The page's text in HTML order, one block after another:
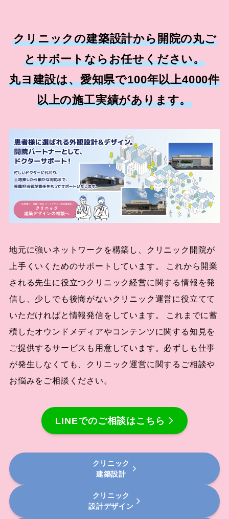
クリニックの建築設計から開院の丸ご
とサポートならお任せください。
丸ヨ建設は、愛知県で100年以上4000件
以上の施工実績があります。
地元に強いネットワークを構築し、クリニック開院が
上手くいくためのサポートしています。 これから開業
される先生に役立つクリニック経営に関する情報を発
信し、少しでも後悔がないクリニック運営に役立てて
いただければと情報発信をしています。 これまでに蓄
積したオウンドメディアやコンテンツに関する知見を
ご提供するサービスも用意しています。必ずしも仕事
が発生しなくても、クリニック運営に関するご相談や
お悩みをご相談ください。
LINEでのご相談はこちら
クリニック
建築設計
クリニック
設計デザイン